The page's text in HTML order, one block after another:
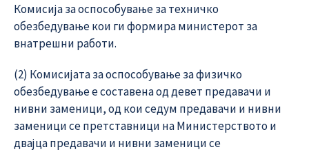
Комисија за оспособување за техничко
обезбедување кои ги формира министерот за
внатрешни работи.
(2) Комисијата за оспособување за физичко
обезбедување е составена од девет предавачи и
нивни заменици, од кои седум предавачи и нивни
заменици се претставници на Министерството и
двајца предавачи и нивни заменици се